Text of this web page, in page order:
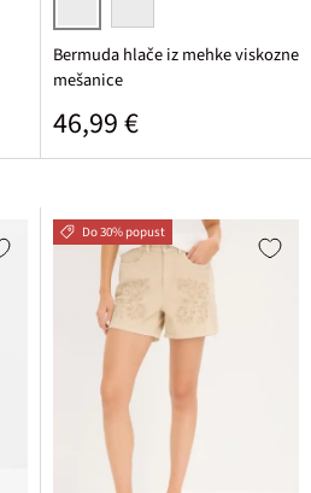
črna bela
Bermuda hlače iz mehke viskozne
mešanice
Običajna cena
46,99 €
Do 30% popust